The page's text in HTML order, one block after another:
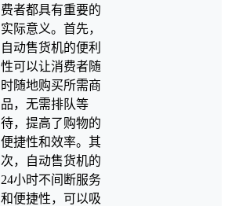
费者都具有重要的
实际意义。首先，
自动售货机的便利
性可以让消费者随
时随地购买所需商
品，无需排队等
待，提高了购物的
便捷性和效率。其
次，自动售货机的
24小时不间断服务
和便捷性，可以吸